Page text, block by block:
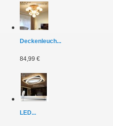
Deckenleuch...
84,99 €
LED...